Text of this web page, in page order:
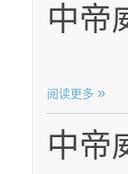
中帝
阅读更多
中帝